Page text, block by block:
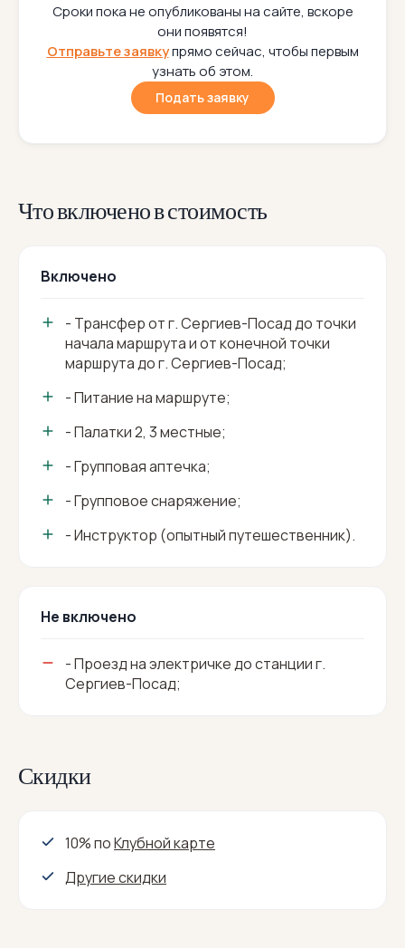
Сроки пока не опубликованы на сайте, вскоре
они появятся!
Отправьте заявкупрямо сейчас, чтобы первым
узнать об этом.
Подать заявку
Что включено в стоимость
Включено
- Трансфер от г. Сергиев-Посад до точки
начала маршрута и от конечной точки
маршрута до г. Сергиев-Посад;
- Питание на маршруте;
- Палатки 2, 3 местные;
- Групповая аптечка;
- Групповое снаряжение;
- Инструктор (опытный путешественник).
Не включено
- Проезд на электричке до станции г.
Сергиев-Посад;
Скидки
10% поКлубной карте
Другие скидки